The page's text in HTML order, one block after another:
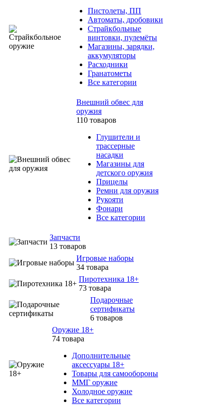
Пистолеты, ПП
Автоматы, дробовики
Страйкбольные
винтовки, пулемёты
Магазины, зарядки,
аккумуляторы
Расходники
Гранатометы
Все категории
Внешний обвес для
оружия
110 товаров
Глушители и
трассерные
насадки
Магазины для
детского оружия
Прицелы
Ремни для оружия
Рукояти
Фонари
Все категории
Запчасти
13 товаров
Игровые наборы
34 товара
Пиротехника 18+
73 товара
Подарочные
сертификаты
6 товаров
Оружие 18+
74 товара
Дополнительные
аксессуары 18+
Товары для самообороны
ММГ оружие
Холодное оружие
Все категории